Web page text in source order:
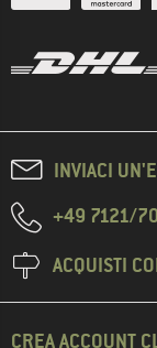
INVIACI
+49 7121/
ACQUISTI
CREA ACCOUNT